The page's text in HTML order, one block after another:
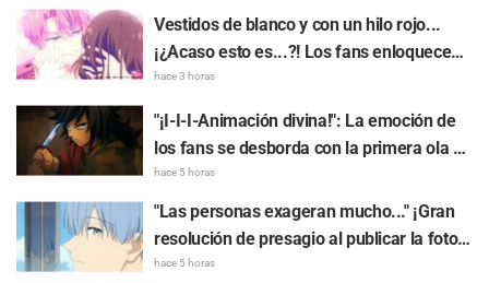
Vestidos de blanco y con un hilo rojo...
¡¿Acaso esto es...?! Los fans enloquecen
de emoción ante Utage y Tamon en la
amor...", "¡No puede ser!"
hace 3 horas
"¡I-I-I-Animación divina!": La emoción de
los fans se desborda con la primera ola de
ilustraciones para el café de "Demon
Slayer: Kimetsu no Yaiba", destacando a
Tanjiro Kamado y Giyu Tomioka como dos
hermanos discípulos del agua demasiado
hace 5 horas
"Las personas exageran mucho..." ¡Gran
resolución de presagio al publicar la foto
de "Frieren en la fiesta del pueblo"!
hace 5 horas